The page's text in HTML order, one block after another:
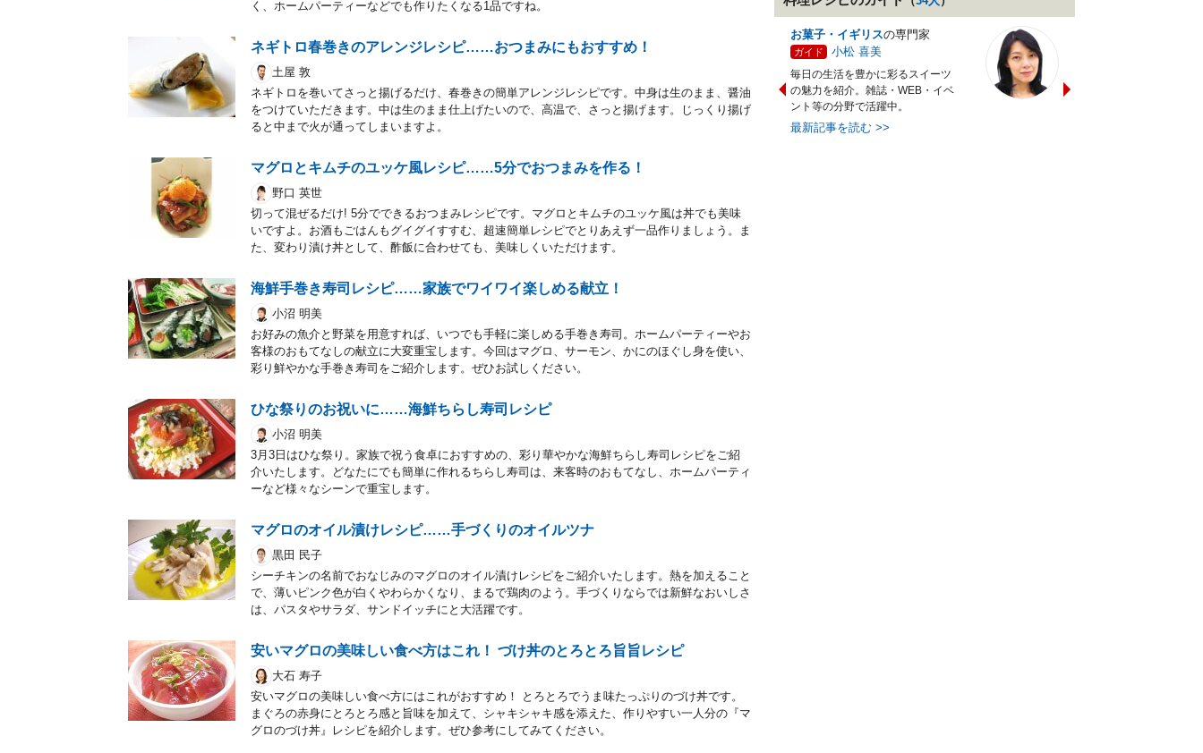
く、ホームパーティーなどでも作りたくなる1品ですね。
ネギトロ春巻きのアレンジレシピ……おつまみにもおすすめ！
土屋 敦
ネギトロを巻いてさっと揚げるだけ、春巻きの簡単アレンジレシピです。中身は生のまま、醤油
をつけていただきます。中は生のまま仕上げたいので、高温で、さっと揚げます。じっくり揚げ
ると中まで火が通ってしまいますよ。
マグロとキムチのユッケ風レシピ……5分でおつまみを作る！
野口 英世
切って混ぜるだけ! 5分でできるおつまみレシピです。マグロとキムチのユッケ風は丼でも美味
いですよ。お酒もごはんもグイグイすすむ、超速簡単レシピでとりあえず一品作りましょう。ま
た、変わり漬け丼として、酢飯に合わせても、美味しくいただけます。
海鮮手巻き寿司レシピ……家族でワイワイ楽しめる献立！
小沼 明美
お好みの魚介と野菜を用意すれば、いつでも手軽に楽しめる手巻き寿司。ホームパーティーやお
客様のおもてなしの献立に大変重宝します。今回はマグロ、サーモン、かにのほぐし身を使い、
彩り鮮やかな手巻き寿司をご紹介します。ぜひお試しください。
ひな祭りのお祝いに……海鮮ちらし寿司レシピ
小沼 明美
3月3日はひな祭り。家族で祝う食卓におすすめの、彩り華やかな海鮮ちらし寿司レシピをご紹
介いたします。どなたにでも簡単に作れるちらし寿司は、来客時のおもてなし、ホームパーティ
ーなど様々なシーンで重宝します。
マグロのオイル漬けレシピ……手づくりのオイルツナ
黒田 民子
シーチキンの名前でおなじみのマグロのオイル漬けレシピをご紹介いたします。熱を加えること
で、薄いピンク色が白くやわらかくなり、まるで鶏肉のよう。手づくりならでは新鮮なおいしさ
は、パスタやサラダ、サンドイッチにと大活躍です。
安いマグロの美味しい食べ方はこれ！ づけ丼のとろとろ旨旨レシピ
大石 寿子
安いマグロの美味しい食べ方にはこれがおすすめ！ とろとろでうま味たっぷりのづけ丼です。
まぐろの赤身にとろとろ感と旨味を加えて、シャキシャキ感を添えた、作りやすい一人分の『マ
グロのづけ丼』レシピを紹介します。ぜひ参考にしてみてください。
お菓子・イギリスの専門家
ガイド 小松 喜美
毎日の生活を豊かに彩るスイーツ
の魅力を紹介。雑誌・WEB・イベ
ント等の分野で活躍中。
最新記事を読む >>
ターの資格を活かし老舗料亭